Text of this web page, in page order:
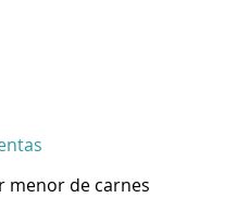
menor de carnes